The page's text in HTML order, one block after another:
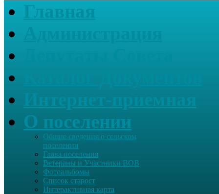
Главная
О поселении
Общие сведения о сельском
поселении
Глава поселения
Ветераны и Участники ВОВ
Фотоальбомы
Список старост
Интерактивная карта